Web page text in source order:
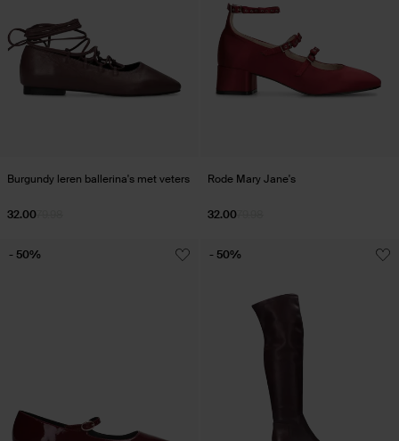
Burgundy leren ballerina's met veters
32.00
Rode Mary Jane's
32.00
- 50% - 50%